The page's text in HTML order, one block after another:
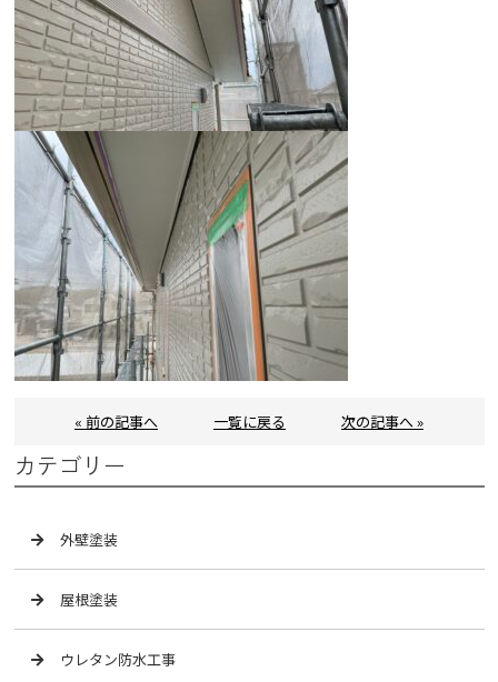
« 前の記事へ 一覧に戻る 次の記事へ »
カテゴリー
外壁塗装
屋根塗装
ウレタン防水工事